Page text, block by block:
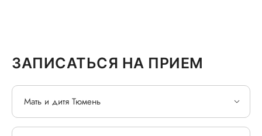
ЗАПИСАТЬСЯ НА ПРИЕМ
Мать и дитя Тюмень